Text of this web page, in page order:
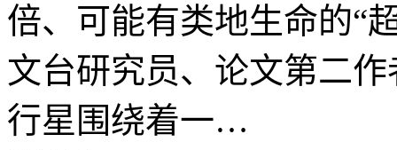
倍、可能有类地生命的“
文台研究员、论文第二
行星围绕着一…